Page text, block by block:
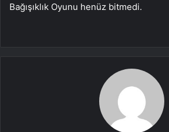
Bağışıklık Oyunu henüz bitmedi.